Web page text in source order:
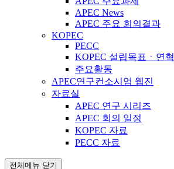
APEC News
APEC 주요 회의결과
KOPEC
PECC
KOPEC 설립목표ㆍ연혁
주요활동
APEC연구컨소시엄 웹진
자료실
APEC 연구 시리즈
APEC 회의 일정
KOPEC 자료
PECC 자료
전체메뉴 닫기